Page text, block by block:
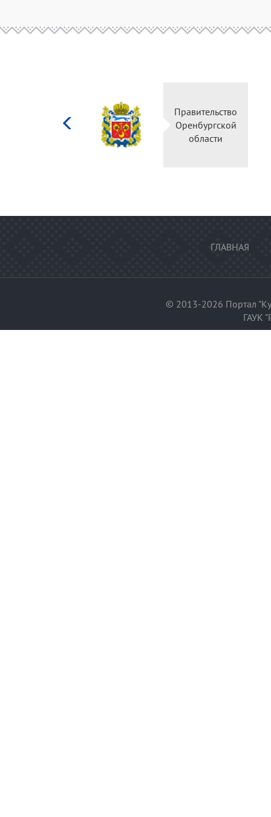
Правительство
Оренбургской
области
ГЛАВНАЯ
© 2013-2026 Портал
ГАУК